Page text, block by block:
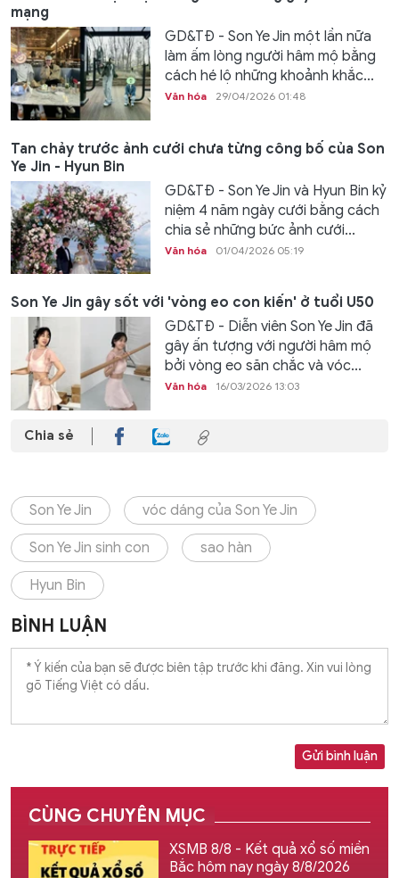
mạng
GD&TĐ - Son Ye Jin một lần nữa
làm ấm lòng người hâm mộ bằng
cách hé lộ những khoảnh khắc...
Văn hóa 29/04/2026 01:48
Tan chảy trước ảnh cưới chưa từng công bố của Son
Ye Jin - Hyun Bin
GD&TĐ - Son Ye Jin và Hyun Bin kỷ
niệm 4 năm ngày cưới bằng cách
chia sẻ những bức ảnh cưới...
Văn hóa 01/04/2026 05:19
Son Ye Jin gây sốt với 'vòng eo con kiến' ở tuổi U50
GD&TĐ - Diễn viên Son Ye Jin đã
gây ấn tượng với người hâm mộ
bởi vòng eo săn chắc và vóc...
Văn hóa 16/03/2026 13:03
Chia sẻ
Son Ye Jin vóc dáng của Son Ye Jin
Son Ye Jin sinh con sao hàn
Hyun Bin
BÌNH LUẬN
Gửi bình luận
CÙNG CHUYÊN MỤC
XSMB 8/8 - Kết quả xổ số miền
Bắc hôm nay ngày 8/8/2026